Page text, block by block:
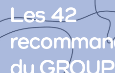
Les 42
du